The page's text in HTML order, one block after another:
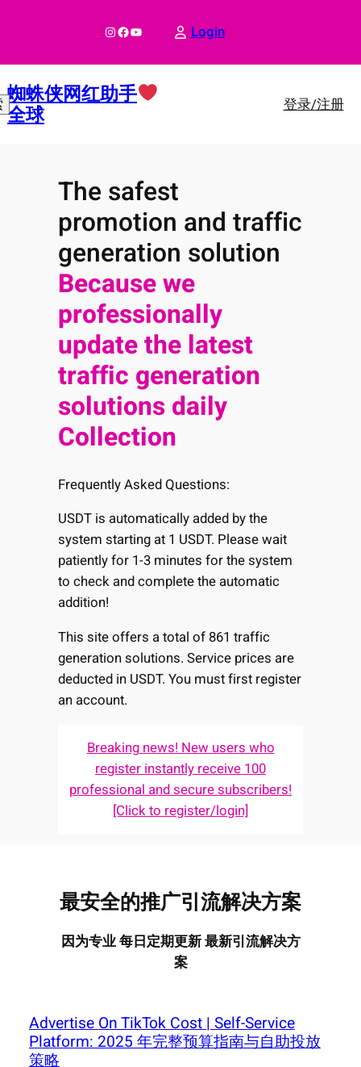
InstagramFacebook YouTube Login
蜘蛛侠网红助手
全球 登录/注册
The safest
promotion and traffic
generation solution
Because we
professionally
update the latest
traffic generation
solutions daily
Collection
Frequently Asked Questions:
USDT is automatically added by the
system starting at 1 USDT. Please wait
patiently for 1-3 minutes for the system
to check and complete the automatic
addition!
This site offers a total of 861 traffic
generation solutions. Service prices are
deducted in USDT. You must first register
an account.
Breaking news! New users who
register instantly receive 100
professional and secure subscribers!
[Click to register/login]
最安全的推广引流解决方案
因为专业 每日定期更新 最新引流解决方
案
Advertise On TikTok Cost | Self-Service
Platform: 2025 年完整预算指南与自助投放
策略